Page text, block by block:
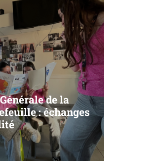
de la
: échanges